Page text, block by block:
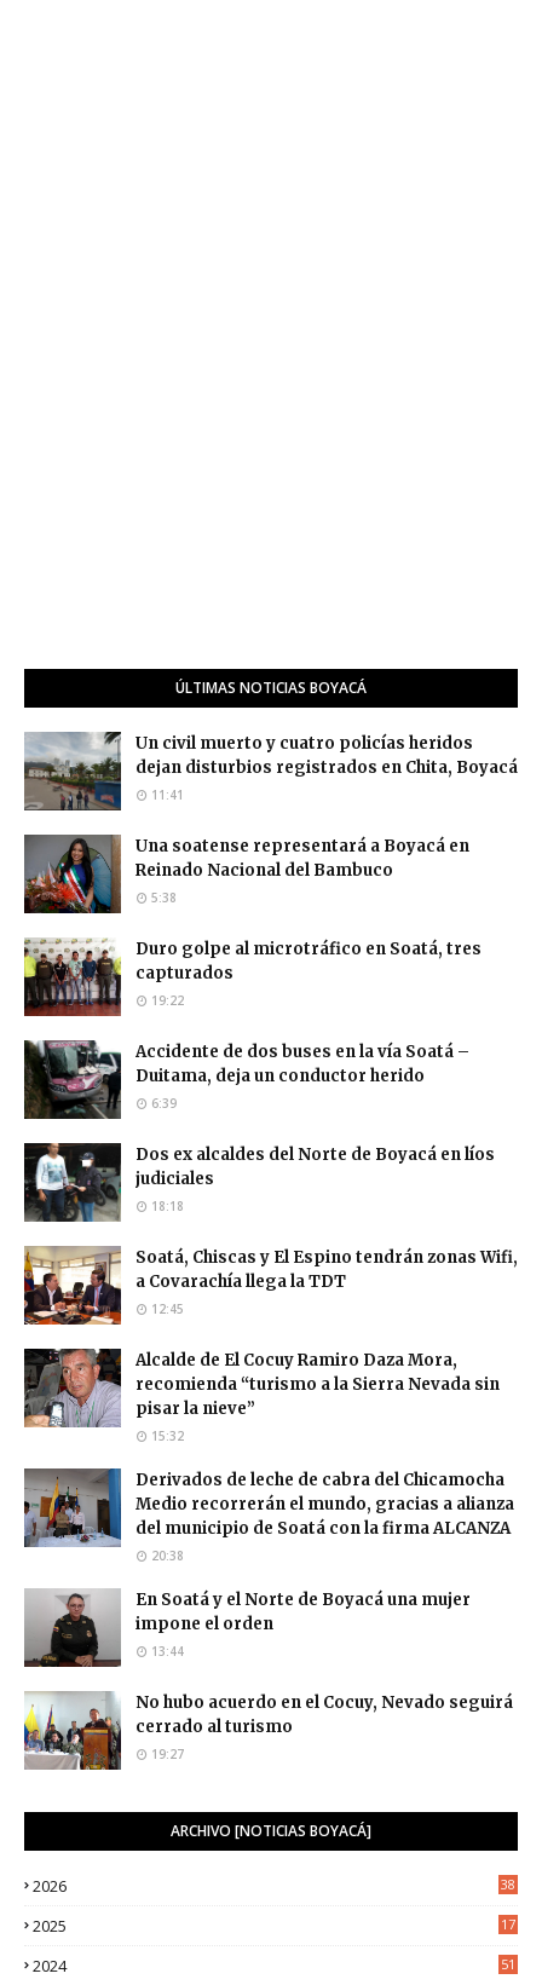
ÚLTIMAS NOTICIAS BOYACÁ
Un civil muerto y cuatro policías heridos
dejan disturbios registrados en Chita, Boyacá
11:41
Una soatense representará a Boyacá en
Reinado Nacional del Bambuco
5:38
Duro golpe al microtráfico en Soatá, tres
capturados
19:22
Accidente de dos buses en la vía Soatá –
Duitama, deja un conductor herido
6:39
Dos ex alcaldes del Norte de Boyacá en líos
judiciales
18:18
Soatá, Chiscas y El Espino tendrán zonas Wifi,
a Covarachía llega la TDT
12:45
Alcalde de El Cocuy Ramiro Daza Mora,
recomienda “turismo a la Sierra Nevada sin
pisar la nieve”
15:32
Derivados de leche de cabra del Chicamocha
Medio recorrerán el mundo, gracias a alianza
del municipio de Soatá con la firma ALCANZA
20:38
En Soatá y el Norte de Boyacá una mujer
impone el orden
13:44
No hubo acuerdo en el Cocuy, Nevado seguirá
cerrado al turismo
19:27
ARCHIVO [NOTICIAS BOYACÁ]
2026 38
2025
17
2024 51